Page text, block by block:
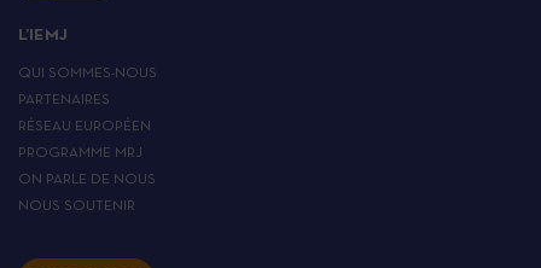
L’IEMJ
QUI SOMMES-NOUS
PARTENAIRES
RÉSEAU EUROPÉEN
PROGRAMME MRJ
ON PARLE DE NOUS
NOUS SOUTENIR